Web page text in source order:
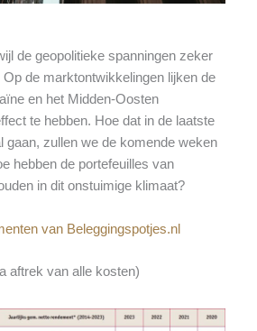
de geopolitieke spanningen zeker
de marktontwikkelingen lijken de
en het Midden-Oosten
te hebben. Hoe dat in de laatste
gaan, zullen we de komende weken
hebben de portefeuilles van
in dit onstuimige klimaat?
van Beleggingspotjes.nl
aftrek van alle kosten)